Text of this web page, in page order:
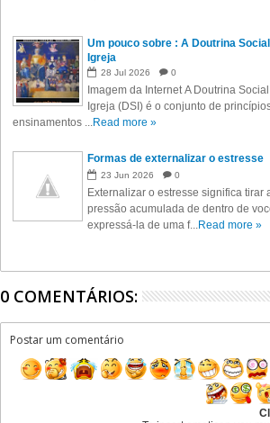
Um pouco sobre : A Doutrina
Igreja
28 Jul 2026 0
Imagem da Internet A Doutrina
Igreja (DSI) é o conjunto de
ensinamentos ...Read more »
Formas de externalizar o estresse
23 Jun 2026 0
Externalizar o estresse significa tirar
pressão acumulada de dentro de
expressá-la de uma f...Read more »
0 COMENTÁRIOS:
Postar um comentário